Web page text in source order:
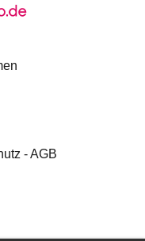
- AGB